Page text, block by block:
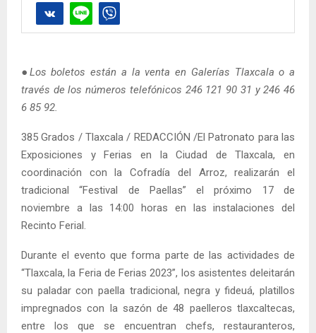
●Los boletos están a la venta en Galerías Tlaxcala o a
través de los números telefónicos 246 121 90 31 y 246 46
6 85 92.
385 Grados / Tlaxcala / REDACCIÓN /El Patronato para las
Exposiciones y Ferias en la Ciudad de Tlaxcala, en
coordinación con la Cofradía del Arroz, realizarán el
tradicional “Festival de Paellas” el próximo 17 de
noviembre a las 14:00 horas en las instalaciones del
Recinto Ferial.
Durante el evento que forma parte de las actividades de
“Tlaxcala, la Feria de Ferias 2023”, los asistentes deleitarán
su paladar con paella tradicional, negra y fideuá, platillos
impregnados con la sazón de 48 paelleros tlaxcaltecas,
entre los que se encuentran chefs, restauranteros,